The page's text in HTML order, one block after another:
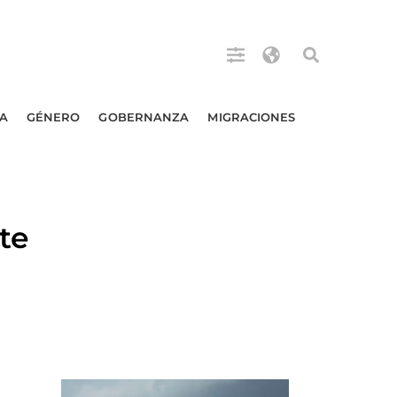
GÉNERO GOBERNANZA MIGRACIONES